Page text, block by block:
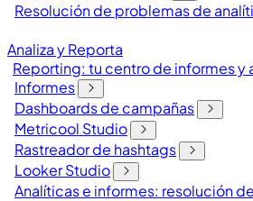
Resolución de problemas de
Analiza y Reporta
Reporting: tu centro de informes y
Informes
Dashboards de campañas
Metricool Studio
Rastreador de hashtags
Looker Studio
Analíticas e informes: resolución